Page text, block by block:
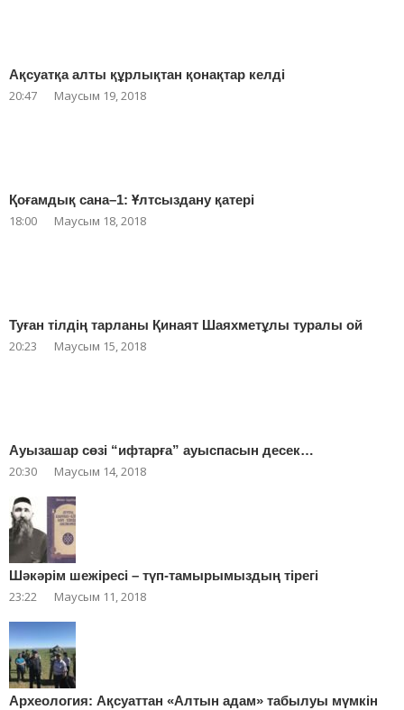
Ақсуатқа алты құрлықтан қонақтар келді
20:47 Маусым 19, 2018
Қоғамдық сана–1: Ұлтсыздану қатері
18:00 Маусым 18, 2018
Туған тілдің тарланы Қинаят Шаяхметұлы туралы ой
20:23 Маусым 15, 2018
Ауызашар сөзі “ифтарға” ауыспасын десек…
20:30 Маусым 14, 2018
Шәкәрім шежіресі – түп-тамырымыздың тірегі
23:22 Маусым 11, 2018
Археология: Ақсуаттан «Алтын адам» табылуы мүмкін